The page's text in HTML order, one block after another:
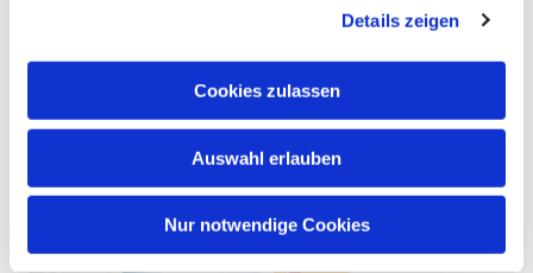
Details zeigen
Cookies zulassen
Auswahl erlauben
Nur notwendige Cookies